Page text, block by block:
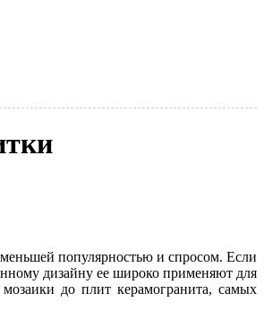
популярностью и спросом. Если
дизайну ее широко применяют для
до плит керамогранита, самых